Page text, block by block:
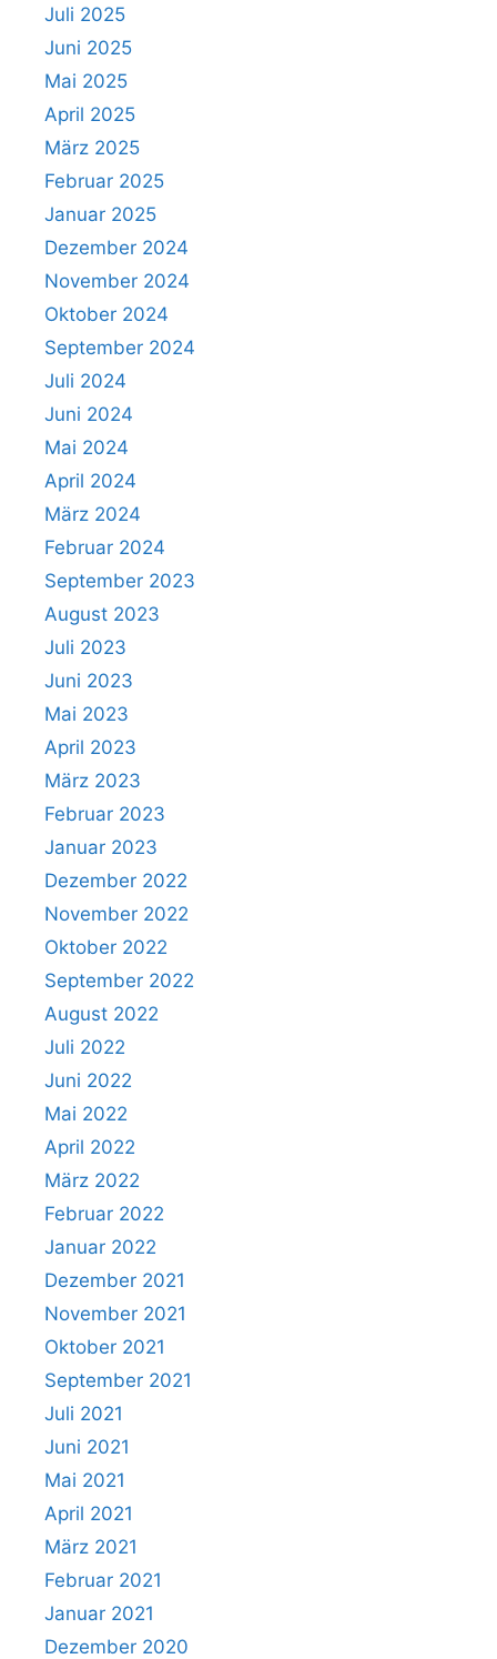
Juli 2025
Juni 2025
Mai 2025
April 2025
März 2025
Februar 2025
Januar 2025
Dezember 2024
November 2024
Oktober 2024
September 2024
Juli 2024
Juni 2024
Mai 2024
April 2024
März 2024
Februar 2024
September 2023
August 2023
Juli 2023
Juni 2023
Mai 2023
April 2023
März 2023
Februar 2023
Januar 2023
Dezember 2022
November 2022
Oktober 2022
September 2022
August 2022
Juli 2022
Juni 2022
Mai 2022
April 2022
März 2022
Februar 2022
Januar 2022
Dezember 2021
November 2021
Oktober 2021
September 2021
Juli 2021
Juni 2021
Mai 2021
April 2021
März 2021
Februar 2021
Januar 2021
Dezember 2020